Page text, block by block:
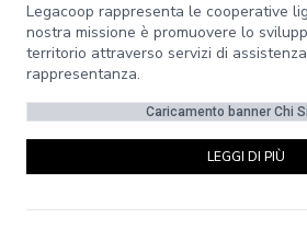
Legacoop rappresenta le cooperative
nostra missione è promuovere lo
territorio attraverso servizi di
rappresentanza.
Caricamento banner Chi
LEGGI DI PIÙ